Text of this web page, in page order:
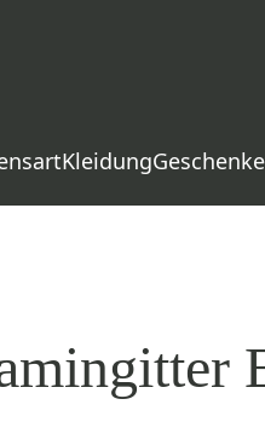
KleidungGeschenke